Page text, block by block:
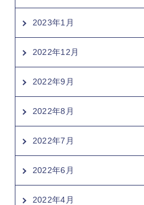
2023年1月
2022年12月
2022年9月
2022年8月
2022年7月
2022年6月
2022年4月